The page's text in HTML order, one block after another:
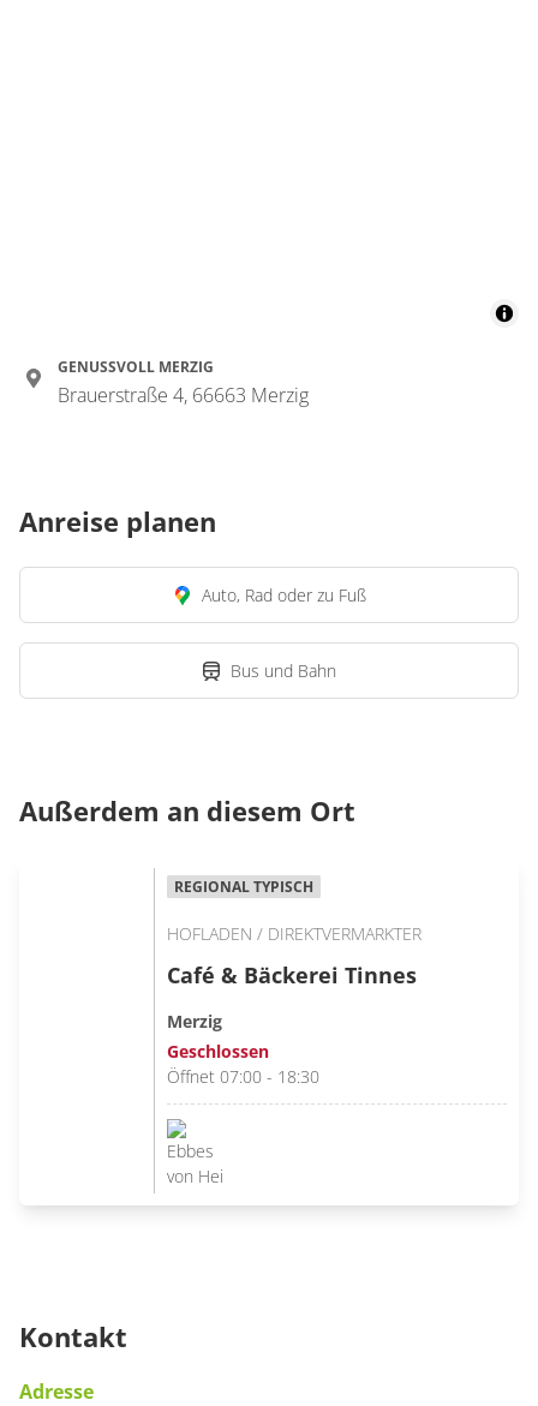
GENUSSVOLL MERZIG
Brauerstraße 4, 66663 Merzig
Anreise planen
Auto, Rad oder zu Fuß
Bus und Bahn
Außerdem an diesem Ort
REGIONAL TYPISCH
HOFLADEN / DIREKTVERMARKTER
Café & Bäckerei Tinnes
Merzig
Geschlossen
Öffnet 07:00 - 18:30
Kontakt
Adresse